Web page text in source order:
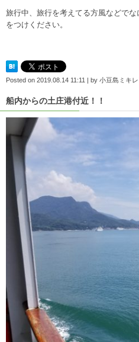
旅行中、旅行を考えてる方風などで
をつけください。
Posted on 2019.08.14 11:11 | by 小豆島ミキ
船内からの土庄港付近！！